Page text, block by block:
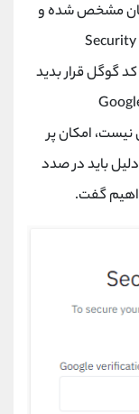
مشخص شده و
Security
گوگل قرار بدید
امکان پر
باید در صدد
گفت.